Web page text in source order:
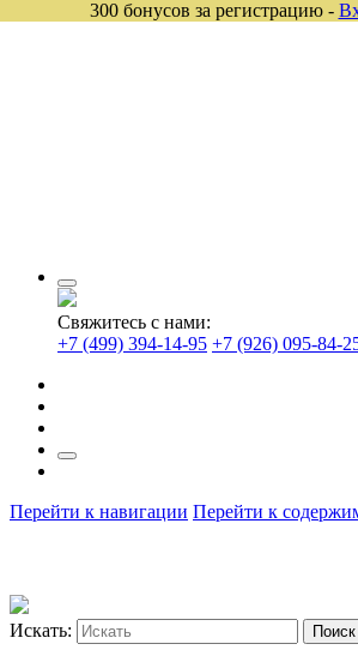
Свяжитесь с нами:
+7 (499) 394-14-95 +7 (926) 095-84-
Перейти к навигации Перейти к
Искать:
300 бонусов за регистрацию -